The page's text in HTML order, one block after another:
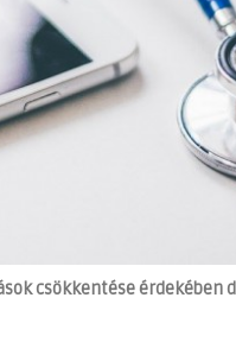
csökkentése érdekében